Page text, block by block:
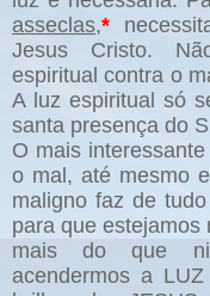
asseclas,*
Jesus Cristo.
espiritual contra o
A luz espiritual só
santa presença do
O mais
o mal, até mesmo
maligno faz de
para que estejamos
mais do que
acendermos a